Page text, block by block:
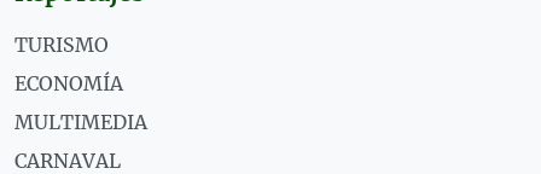
TURISMO
ECONOMÍA
MULTIMEDIA
CARNAVAL